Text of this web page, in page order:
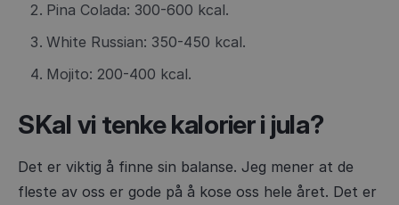
Pina Colada: 300-600 kcal.
White Russian: 350-450 kcal.
Mojito: 200-400 kcal.
SKal vi tenke kalorier i jula?
Det er viktig å finne sin balanse. Jeg mener at de
fleste av oss er gode på å kose oss hele året. Det er